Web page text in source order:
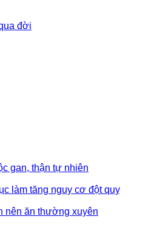
đời
gan, thận tự nhiên
làm tăng nguy cơ đột quỵ
nên ăn thường xuyên